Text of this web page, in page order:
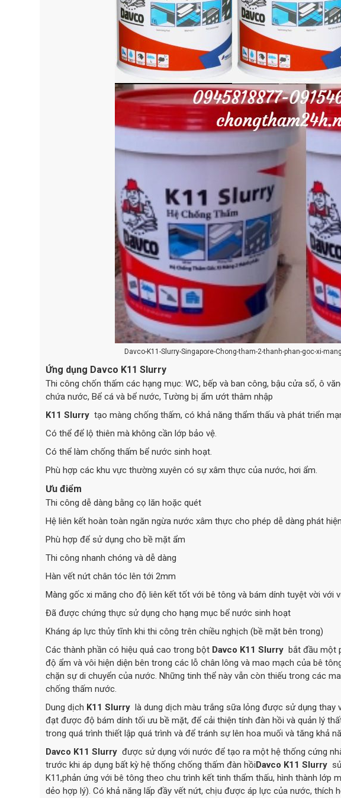
Davco-K11-Slurry-Singapore-Chong-tham-2-thanh-phan-goc-xi-
Ứng dụng Davco K11 Slurry
Thi công chốn thấm các hạng mục: WC, bếp và ban công, bậu cửa sổ, ô
chứa nước, Bể cá và bể nước, Tường bị ẩm ướt thâm nhập
K11 Slurry tạo màng chống thấm, có khả năng thẩm thấu và phát triển
Có thể để lộ thiên mà không cần lớp bảo vệ.
Có thể làm chống thấm bể nước sinh hoạt.
Phù hợp các khu vực thường xuyên có sự xâm thực của nước, hơi ẩm.
Ưu điểm
Thi công dễ dàng bằng cọ lăn hoặc quét
Hệ liên kết hoàn toàn ngăn ngừa nước xâm thực cho phép dễ dàng phát
Phù hợp để sử dụng cho bề mặt ẩm
Thi công nhanh chóng và dễ dàng
Hàn vết nứt chân tóc lên tới 2mm
Màng gốc xi măng cho độ liên kết tốt với bê tông và bám dính tuyệt vời với
Đã được chứng thực sử dụng cho hạng mục bể nước sinh hoạt
Kháng áp lực thủy tĩnh khi thi công trên chiều nghịch (bề mặt bên trong)
Các thành phần có hiệu quả cao trong bột Davco K11 Slurry bắt đầu một
độ ẩm và vôi hiện diện bên trong các lỗ chân lông và mao mạch của bê
chặn sự di chuyển của nước. Những tinh thể này vẫn còn thiếu trong các
chống thấm nước.
Dung dịch K11 Slurry là dung dịch màu trắng sữa lỏng được sử dụng thay
đạt được độ bám dính tối ưu bề mặt, để cải thiện tính đàn hồi và quản lý
trong quá trình thiết lập quá trình và để tránh sự lên hoa muối và tăng khả
Davco K11 Slurry được sử dụng với nước để tạo ra một hệ thống cứng
trước khi áp dụng bất kỳ hệ thống chống thấm đàn hồiDavco K11 Slurry
K11,phản ứng với bê tông theo chu trình kết tinh thẩm thấu, hình thành lớp
dẻo hợp lý). Có khả năng lấp đầy vết nứt, chịu được áp lực của nước, thích